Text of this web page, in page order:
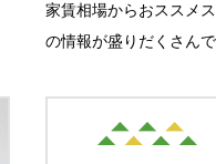
家賃相場からおススメ
の情報が盛りだくさんで